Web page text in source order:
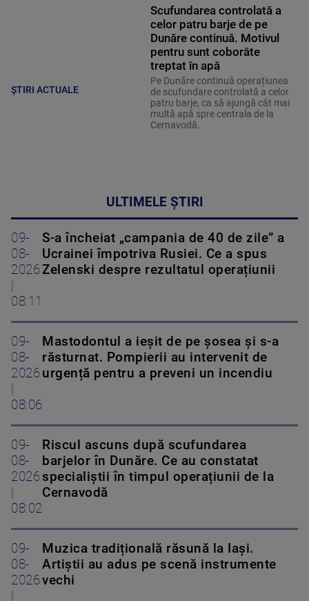
ȘTIRI ACTUALE
Scufundarea controlată a
celor patru barje de pe
Dunăre continuă. Motivul
pentru sunt coborâte
treptat în apă
Pe Dunăre continuă operațiunea
de scufundare controlată a celor
patru barje, ca să ajungă cât mai
multă apă spre centrala de la
Cernavodă.
ULTIMELE ȘTIRI
09-
08-
2026
|
08:11
S-a încheiat „campania de 40 de zile” a
Ucrainei împotriva Rusiei. Ce a spus
Zelenski despre rezultatul operațiunii
09-
08-
2026
|
08:06
Mastodontul a ieșit de pe șosea și s-a
răsturnat. Pompierii au intervenit de
urgență pentru a preveni un incendiu
09-
08-
2026
|
08:02
Riscul ascuns după scufundarea
barjelor în Dunăre. Ce au constatat
specialiștii în timpul operațiunii de la
Cernavodă
09-
08-
2026
|
Muzica tradițională răsună la Iași.
Artiștii au adus pe scenă instrumente
vechi